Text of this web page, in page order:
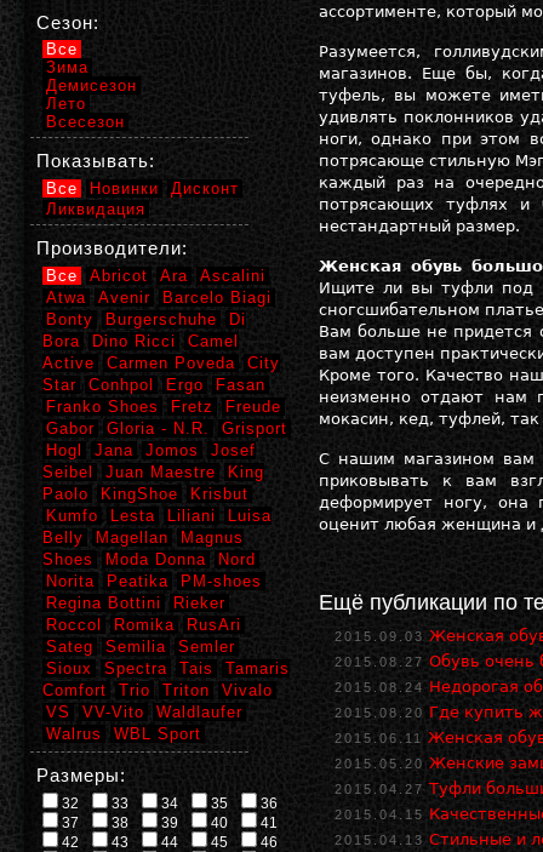
ассортименте, который
Разумеется,
магазинов. Еще бы,
туфель, вы можете
удивлять поклонников
ноги, однако при этом
потрясающе стильную
каждый раз на
потрясающих туфлях
нестандартный размер.
Женская обувь
Ищите ли вы туфли под
сногсшибательном
Вам больше не придется
вам доступен
Кроме того. Качество
неизменно отдают нам
мокасин, кед, туфлей,
С нашим магазином вам
приковывать к вам
деформирует ногу, она
оценит любая женщина и
Ещё публикации по
2015.09.03 Женская
2015.08.27 Обувь очень
2015.08.24 Недорогая
2015.08.20 Где купить
2015.06.11 Женская
2015.05.20 Женские
2015.04.27 Туфли
2015.04.15
2015.04.13 Стильные и
Сезон:
Все
Зима
Демисезон
Лето
Всесезон
Показывать:
Все Новинки
Дисконт
Ликвидация
Производители:
Все Abricot Ara
Ascalini
Atwa
Avenir
Barcelo Biagi
Bonty
Burgerschuhe
Di
Bora
Dino Ricci
Camel
Active
Carmen Poveda
City
Star
Conhpol Ergo
Fasan
Franko Shoes
Fretz
Freude
Gabor
Gloria - N.R.
Grisport
Hogl
Jana Jomos
Josef
Seibel
Juan Maestre
King
Paolo
KingShoe
Krisbut
Kumfo
Lesta Liliani
Luisa
Belly
Magellan
Magnus
Shoes
Moda Donna
Nord
Norita
Peatika
PM-shoes
Regina Bottini
Rieker
Roccol
Romika
RusAri
Sateg
Semilia
Semler
Sioux
Spectra Tais
Tamaris
Comfort
Trio Triton
Vivalo
VS
VV-Vito
Waldlaufer
Walrus
WBL Sport
Размеры:
32 33 34 35
36
37
38 39 40
41
42
43 44 45
46